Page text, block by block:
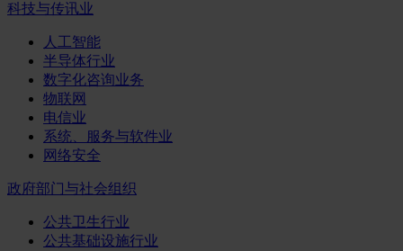
科技与传讯业
人工智能
半导体行业
数字化咨询业务
物联网
电信业
系统、服务与软件业
网络安全
政府部门与社会组织
公共卫生行业
公共基础设施行业